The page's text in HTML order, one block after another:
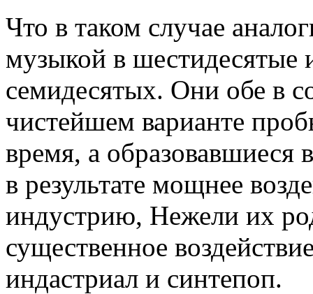
Что в таком случае
музыкой в шестидесятые
семидесятых. Они обе в
чистейшем варианте
время, а образовавшиеся
в результате мощнее
индустрию, Нежели их
существенное
индастриал и синтепоп.